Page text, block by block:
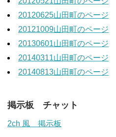
20120625山田町のページ
20121009山田町のページ
20130601山田町のページ
20140311山田町のページ
20140813山田町のページ
掲示板 チャット
2ch 風 掲示板